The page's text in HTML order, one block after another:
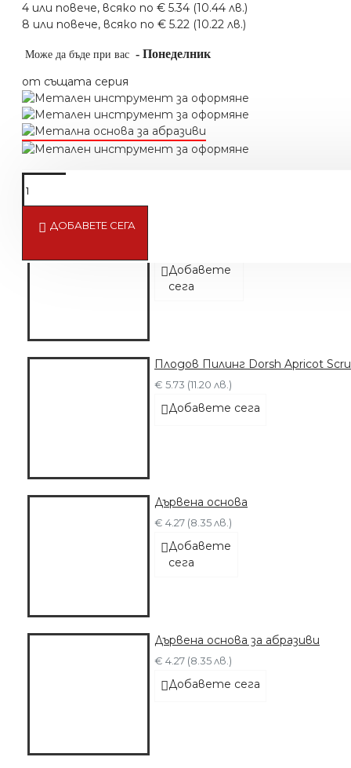
4 или повече, всяко по € 5.34 (10.44 лв.)
8 или повече, всяко по € 5.22 (10.22 лв.)
Може да бъде при вас - Понеделник
от същата серия
ДОБАВЕТЕ СЕГА
Добавете
сега
Плодов Пилинг Dorsh Apricot
€ 5.73 (11.20 лв.)
Добавете сега
Дървена основа
€ 4.27 (8.35 лв.)
Добавете
сега
Дървена основа за абразиви
€ 4.27 (8.35 лв.)
Добавете сега